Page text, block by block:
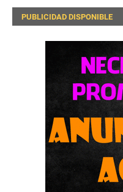
PUBLICIDAD DISPONIBLE